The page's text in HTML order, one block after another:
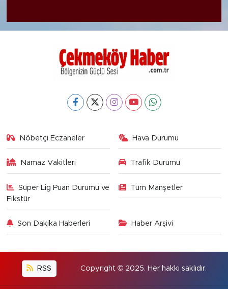
Nöbetçi Eczaneler Hava Durumu
Namaz Vakitleri Trafik Durumu
Süper Lig Puan Durumu ve
Fikstür
Tüm Manşetler
Son Dakika Haberleri Haber Arşivi
RSS Copyright © 2025. Her hakkı saklıdır.